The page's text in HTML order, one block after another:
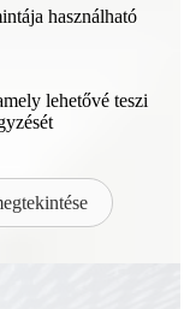
használható
lehetővé teszi